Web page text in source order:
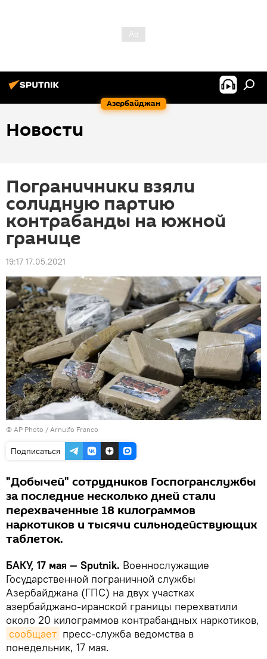
Азербайджан
Новости
Пограничники взяли
солидную партию
контрабанды на южной
границе
19:17 17.05.2021
© AP Photo / Arnulfo Franco
Подписаться
"Добычей" сотрудников Госпогранслужбы
за последние несколько дней стали
перехваченные 18 килограммов
наркотиков и тысячи сильнодействующих
таблеток.
БАКУ, 17 мая — Sputnik. Военнослужащие
Государственной пограничной службы
Азербайджана (ГПС) на двух участках
азербайджано-иранской границы перехватили
около 20 килограммов контрабандных наркотиков,
сообщает пресс-служба ведомства в
понедельник, 17 мая.